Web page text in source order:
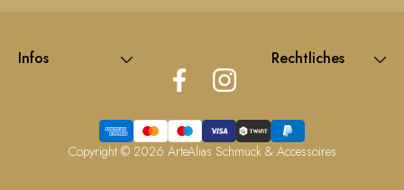
Infos Rechtliches
Copyright © 2026 ArteAlias Schmuck & Accessoires